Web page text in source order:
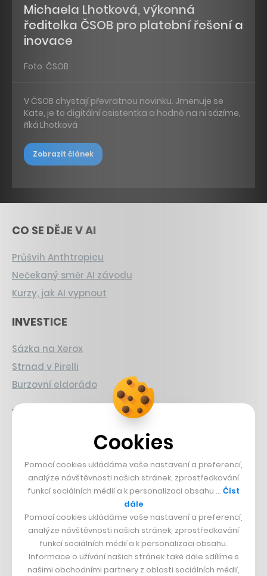
Michaela Lhotková, výkonná
ředitelka ČSOB pro platební řešení a
inovace
Foto: ČSOB
V ČSOB chystají převratnou novinku. Jmenuje se
Kate, je to digitální asistentka a hodně na ni sázíme,
říká Lhotková
Zobrazit článek
CO SE DĚJE V AI
Průšvih Anthtropicu
Nečekaný směr AI závodu
Kurzy, jak AI vypnout
INVESTICE
Sázka na Xerox
Strnad v Pirelli
Burzovní eldorádo
PŘÍBĚHY Z GASTRA
Boční projekt, co se zvrtnul
Dva golfisti, co pečou
Bomma není tichá
Originální hodinky
Nábytek z betonu
Cookies
Pomocí cookies ukládáme vaše nastavení a preferencí,
analýze návštěvnosti našich stránek, zprostředkování
funkcí sociálních médií a k personalizaci obsahu … Číst
dále
Pomocí cookies ukládáme vaše nastavení a preferencí,
analýze návštěvnosti našich stránek, zprostředkování
funkcí sociálních médií a k personalizaci obsahu.
Informace o užívání našich stránek také dále sdílíme s
našimi obchodními partnery z oblasti sociálních médií,